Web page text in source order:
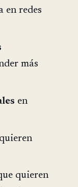
en redes
más
en
quieren